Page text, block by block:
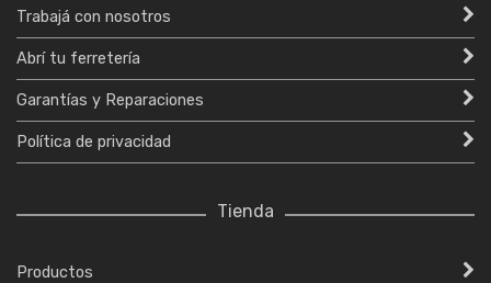
Trabajá con nosotros
Abrí tu ferretería
Garantías y Reparaciones
Política de privacidad
Tienda
Productos